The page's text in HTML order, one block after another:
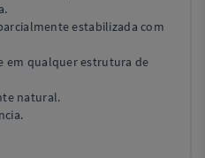
estabilizada com
em qualquer estrutura de
natural.